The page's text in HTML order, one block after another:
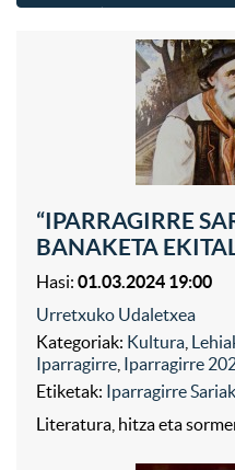
“IPARRAGIRRE
BANAKETA
Hasi: 01.03.2024 19:00
Urretxuko Udaletxea
Kategoriak: Kultura
Iparragirre Iparragirre
Etiketak: Iparragirre Sariak
Literatura, hitza eta